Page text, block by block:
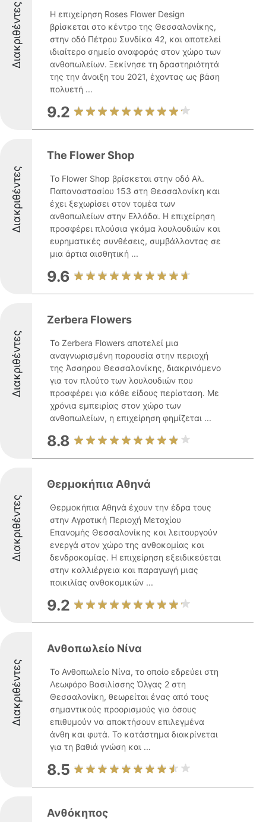
Διακριθέντες
Η επιχείρηση Roses Flower Design
βρίσκεται στο κέντρο της Θεσσαλονίκης,
στην οδό Πέτρου Συνδίκα 42, και αποτελεί
ιδιαίτερο σημείο αναφοράς στον χώρο των
ανθοπωλείων. Ξεκίνησε τη δραστηριότητά
της την άνοιξη του 2021, έχοντας ως βάση
πολυετή ...
9.2
Διακριθέντες
The Flower Shop
Το Flower Shop βρίσκεται στην οδό Αλ.
Παπαναστασίου 153 στη Θεσσαλονίκη και
έχει ξεχωρίσει στον τομέα των
ανθοπωλείων στην Ελλάδα. Η επιχείρηση
προσφέρει πλούσια γκάμα λουλουδιών και
ευρηματικές συνθέσεις, συμβάλλοντας σε
μια άρτια αισθητική ...
9.6
Διακριθέντες
Zerbera Flowers
Το Zerbera Flowers αποτελεί μια
αναγνωρισμένη παρουσία στην περιοχή
της Άσσηρου Θεσσαλονίκης, διακρινόμενο
για τον πλούτο των λουλουδιών που
προσφέρει για κάθε είδους περίσταση. Με
χρόνια εμπειρίας στον χώρο των
ανθοπωλείων, η επιχείρηση φημίζεται ...
8.8
Διακριθέντες
Θερμοκήπια Αθηνά
Θερμοκήπια Αθηνά έχουν την έδρα τους
στην Αγροτική Περιοχή Μετοχίου
Επανομής Θεσσαλονίκης και λειτουργούν
ενεργά στον χώρο της ανθοκομίας και
δενδροκομίας. Η επιχείρηση εξειδικεύεται
στην καλλιέργεια και παραγωγή μιας
ποικιλίας ανθοκομικών ...
9.2
Διακριθέντες
Ανθοπωλείο Νίνα
Το Ανθοπωλείο Νίνα, το οποίο εδρεύει στη
Λεωφόρο Βασιλίσσης Όλγας 2 στη
Θεσσαλονίκη, θεωρείται ένας από τους
σημαντικούς προορισμούς για όσους
επιθυμούν να αποκτήσουν επιλεγμένα
άνθη και φυτά. Το κατάστημα διακρίνεται
για τη βαθιά γνώση και ...
8.5
Ανθόκηπος